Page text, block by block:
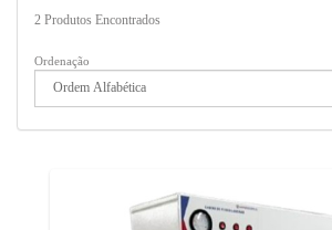
2 Produtos Encontrados
Ordenação